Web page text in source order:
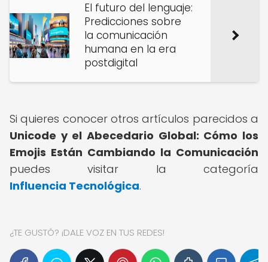
El futuro del lenguaje:
Predicciones sobre
la comunicación
humana en la era
postdigital
Si quieres conocer otros artículos parecidos a
Unicode y el Abecedario Global: Cómo los
Emojis Están Cambiando la Comunicación
puedes visitar la categoría
Influencia Tecnológica.
¿TE GUSTÓ? ¡DALE VOZ EN TUS REDES!